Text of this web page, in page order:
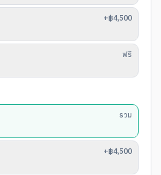
+฿4,500
ฟรี
รวม
+฿4,500